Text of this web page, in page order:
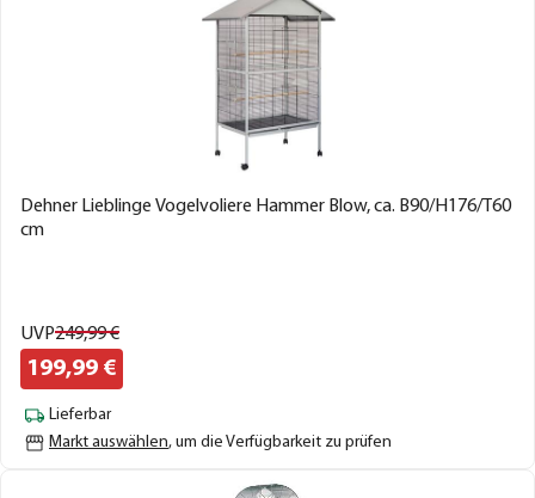
Dehner Lieblinge Vogelvoliere Hammer Blow, ca. B90/H176/T60
cm
UVP249,99€
199,99 €
Lieferbar
Markt auswählen, um die Verfügbarkeit zu prüfen